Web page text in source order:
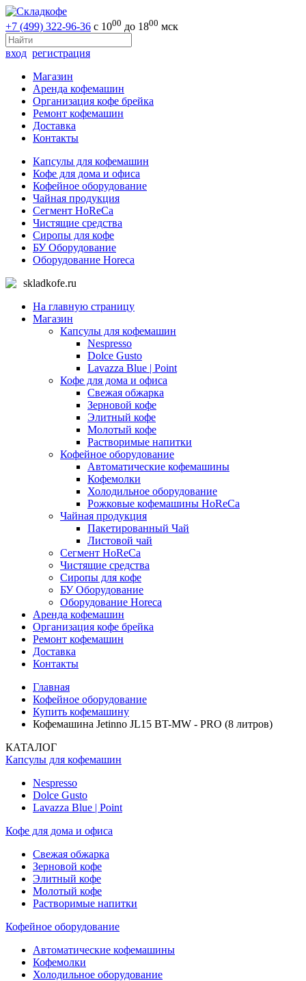
+7 (499) 322-96-36 с 1000 до 1800 мск
вход регистрация
Магазин
Аренда кофемашин
Организация кофе брейка
Ремонт кофемашин
Доставка
Контакты
Капсулы для кофемашин
Кофе для дома и офиса
Кофейное оборудование
Чайная продукция
Сегмент HoReCa
Чистящие средства
Сиропы для кофе
БУ Оборудование
Оборудование Horeca
skladkofe.ru
На главную страницу
Магазин
Капсулы для кофемашин
Nespresso
Dolce Gusto
Lavazza Blue | Point
Кофе для дома и офиса
Свежая обжарка
Зерновой кофе
Элитный кофе
Молотый кофе
Растворимые напитки
Кофейное оборудование
Автоматические кофемашины
Кофемолки
Холодильное оборудование
Рожковые кофемашины HoReCa
Чайная продукция
Пакетированный Чай
Листовой чай
Сегмент HoReCa
Чистящие средства
Сиропы для кофе
БУ Оборудование
Оборудование Horeca
Аренда кофемашин
Организация кофе брейка
Ремонт кофемашин
Доставка
Контакты
Главная
Кофейное оборудование
Купить кофемашину
Кофемашина Jetinno JL15 ВT-MW - PRO (8 литров)
КАТАЛОГ
Капсулы для кофемашин
Nespresso
Dolce Gusto
Lavazza Blue | Point
Кофе для дома и офиса
Свежая обжарка
Зерновой кофе
Элитный кофе
Молотый кофе
Растворимые напитки
Кофейное оборудование
Автоматические кофемашины
Кофемолки
Холодильное оборудование